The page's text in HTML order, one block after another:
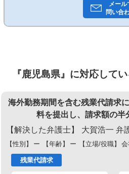
メール
問い合
『鹿児島県』に対応して
海外勤務期間を含む残業代請求
料を提出し、請求額の半
【解決した弁護士】
大賀浩一 弁
【性別】 ー 【年齢】 ー 【立場/役職】
残業代請求